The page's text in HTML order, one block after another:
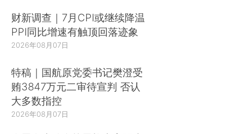
财新调查｜7月CPI或继续降温
PPI同比增速有触顶回落迹象
2026年08月07日
特稿｜国航原党委书记樊澄受
贿3847万元二审待宣判 否认
大多数指控
2026年08月07日